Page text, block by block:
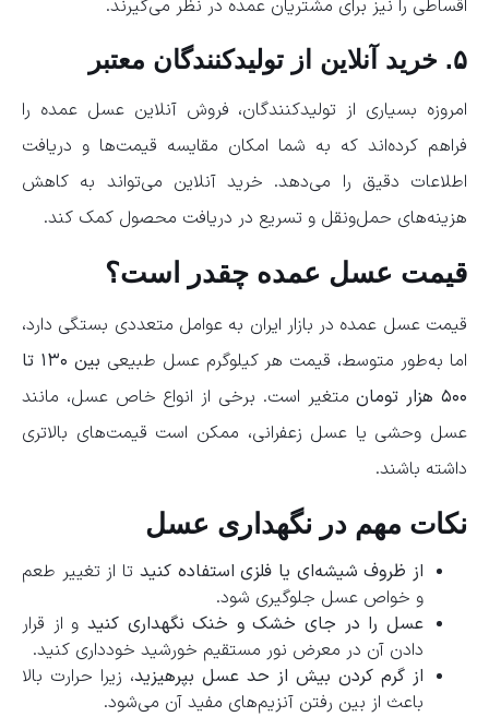
اقساطی را نیز برای مشتریان عمده در نظر می‌گیرند.
۵. خرید آنلاین از تولیدکنندگان معتبر
امروزه بسیاری از تولیدکنندگان، فروش آنلاین عسل عمده را
فراهم کرده‌اند که به شما امکان مقایسه قیمت‌ها و دریافت
اطلاعات دقیق را می‌دهد. خرید آنلاین می‌تواند به کاهش
هزینه‌های حمل‌ونقل و تسریع در دریافت محصول کمک کند.
قیمت عسل عمده چقدر است؟
قیمت عسل عمده در بازار ایران به عوامل متعددی بستگی دارد،
اما به‌طور متوسط، قیمت هر کیلوگرم عسل طبیعی
بین ۱۳۰ تا
۵۰۰ هزار تومان
متغیر است. برخی از انواع خاص عسل، مانند
عسل وحشی یا عسل زعفرانی، ممکن است قیمت‌های بالاتری
داشته باشند.
نکات مهم در نگهداری عسل
از ظروف شیشه‌ای یا فلزی استفاده کنید تا از تغییر طعم
و خواص عسل جلوگیری شود.
عسل را در جای خشک و خنک نگهداری کنید و از قرار
دادن آن در معرض نور مستقیم خورشید خودداری کنید.
از گرم کردن بیش از حد عسل بپرهیزید، زیرا حرارت بالا
باعث از بین رفتن آنزیم‌های مفید آن می‌شود.